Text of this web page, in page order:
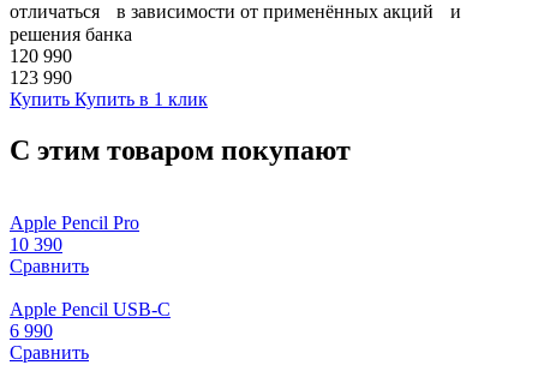
отличаться в зависимости от применённых акций и
решения банка
120 990
123 990
Купить Купить в 1 клик
С этим товаром покупают
Apple Pencil Pro
10 390
Сравнить
Apple Pencil USB-C
6 990
Сравнить